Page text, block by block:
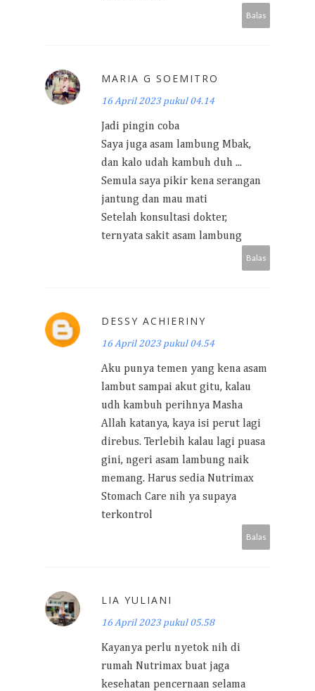
Balas
MARIA G SOEMITRO
16 April 2023 pukul 04.14
Jadi pingin coba
Saya juga asam lambung Mbak,
dan kalo udah kambuh duh ...
Semula saya pikir kena serangan
jantung dan mau mati
Setelah konsultasi dokter,
ternyata sakit asam lambung
Balas
DESSY ACHIERINY
16 April 2023 pukul 04.54
Aku punya temen yang kena asam
lambut sampai akut gitu, kalau
udh kambuh perihnya Masha
Allah katanya, kaya isi perut lagi
direbus. Terlebih kalau lagi puasa
gini, ngeri asam lambung naik
memang. Harus sedia Nutrimax
Stomach Care nih ya supaya
terkontrol
Balas
LIA YULIANI
16 April 2023 pukul 05.58
Kayanya perlu nyetok nih di
rumah Nutrimax buat jaga
kesehatan pencernaan selama